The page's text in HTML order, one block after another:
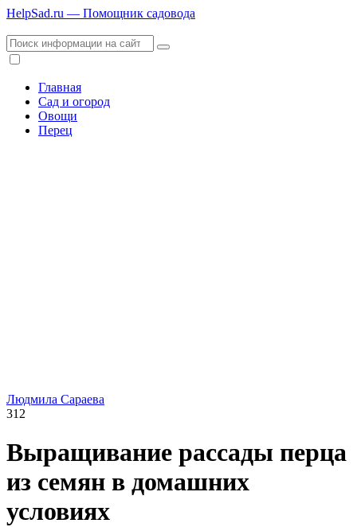
HelpSad.ru — Помощник садовода
Главная
Сад и огород
Овощи
Перец
Людмила Сараева
312
Выращивание рассады перца
из семян в домашних
условиях